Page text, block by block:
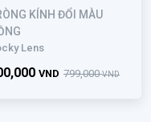
KÍNH ĐỔI MÀU
Lens
799,000VND
VND